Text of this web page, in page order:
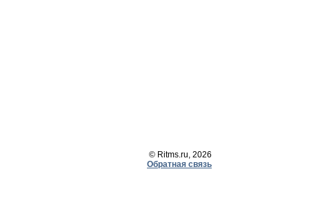
© Ritms.ru, 2026
Обратная связь